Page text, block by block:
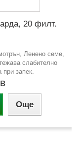
20 филт.
Ленено семе,
слабително
запек.
Още